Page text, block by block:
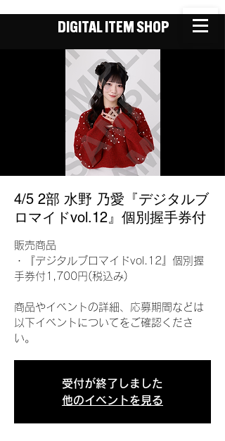
DIGITAL ITEM SHOP
4/5 2部 水野 乃愛『デジタルブ
ロマイドvol.12』個別握手券付
販売商品
・『デジタルブロマイドvol.12』個別握
手券付1,700円(税込み)
商品やイベントの詳細、応募期間などは
以下イベントについてをご確認くださ
い。
受付が終了しました
他のイベントを見る